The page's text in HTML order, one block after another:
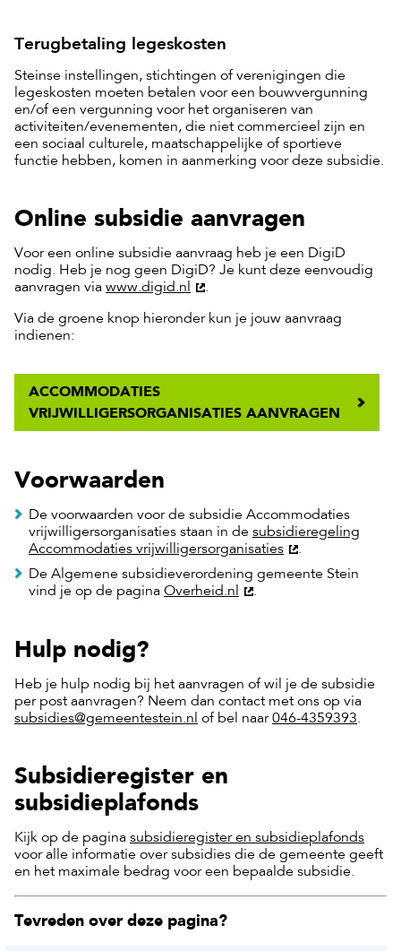
Terugbetaling legeskosten
Steinse instellingen, stichtingen of verenigingen die
legeskosten moeten betalen voor een bouwvergunning
en/of een vergunning voor het organiseren van
activiteiten/evenementen, die niet commercieel zijn en
een sociaal culturele, maatschappelijke of sportieve
functie hebben, komen in aanmerking voor deze subsidie.
Online subsidie aanvragen
Voor een online subsidie aanvraag heb je een DigiD
nodig. Heb je nog geen DigiD? Je kunt deze eenvoudig
aanvragen via www.digid.nl .
Via de groene knop hieronder kun je jouw aanvraag
indienen:
ACCOMMODATIES
VRIJWILLIGERSORGANISATIES AANVRAGEN
Voorwaarden
De voorwaarden voor de subsidie Accommodaties
vrijwilligersorganisaties staan in de subsidieregeling
Accommodaties vrijwilligersorganisaties
.
De Algemene subsidieverordening gemeente Stein
vind je op de pagina Overheid.nl .
Hulp nodig?
Heb je hulp nodig bij het aanvragen of wil je de subsidie
per post aanvragen? Neem dan contact met ons op via
subsidies@gemeentestein.nl of bel naar046-4359393.
Subsidieregister en
subsidieplafonds
Kijk op de pagina subsidieregister en subsidieplafonds
voor alle informatie over subsidies die de gemeente geeft
en het maximale bedrag voor een bepaalde subsidie.
Tevreden over deze pagina?